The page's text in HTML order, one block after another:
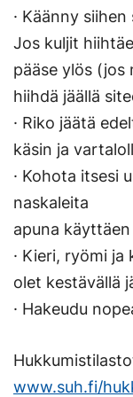
· Käänny
Jos kuljit
pääse ylös (jos
hiihdä jäällä
· Riko jäätä
käsin ja
· Kohota itsesi
naskaleita
apuna
· Kieri, ryömi
olet kestävällä
· Hakeudu
www.suh.fi/